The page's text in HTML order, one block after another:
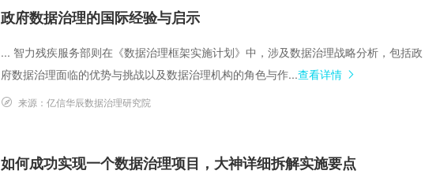
政府数据治理的国际经验与启示
... 智力残疾服务部则在《数据治理框架实施计划》中，涉及数据治理战略分析，包括政
府数据治理面临的优势与挑战以及数据治理机构的角色与作...查看详情
来源： 亿信华辰数据治理研究院
如何成功实现一个数据治理项目，大神详细拆解实施要点